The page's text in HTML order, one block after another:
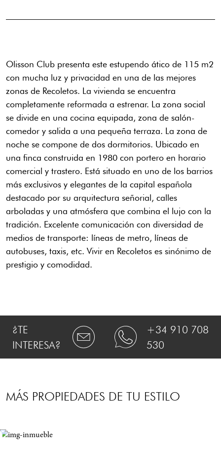
Olisson Club presenta este estupendo ático de 115 m2
con mucha luz y privacidad en una de las mejores
zonas de Recoletos. La vivienda se encuentra
completamente reformada a estrenar. La zona social
se divide en una cocina equipada, zona de salón-
comedor y salida a una pequeña terraza. La zona de
noche se compone de dos dormitorios. Ubicado en
una finca construida en 1980 con portero en horario
comercial y trastero. Está situado en uno de los barrios
más exclusivos y elegantes de la capital española
destacado por su arquitectura señorial, calles
arboladas y una atmósfera que combina el lujo con la
tradición. Excelente comunicación con diversidad de
medios de transporte: líneas de metro, líneas de
autobuses, taxis, etc. Vivir en Recoletos es sinónimo de
prestigio y comodidad.
¿TE
INTERESA?
+34 910 708
530
MÁS PROPIEDADES DE TU ESTILO